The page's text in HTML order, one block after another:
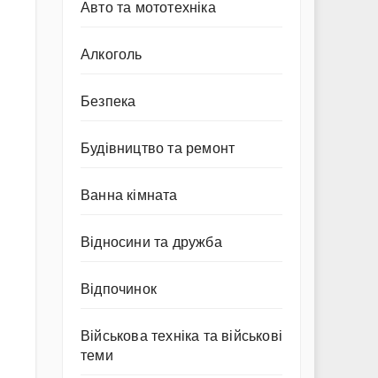
Авто та мототехніка
Алкоголь
Безпека
Будівництво та ремонт
Ванна кімната
Відносини та дружба
Відпочинок
Військова техніка та військові
теми